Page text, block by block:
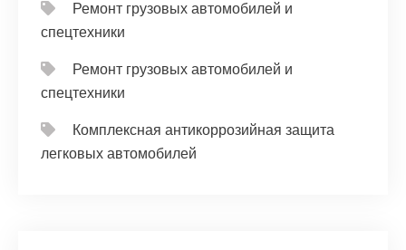
Ремонт грузовых автомобилей и
спецтехники
Ремонт грузовых автомобилей и
спецтехники
Комплексная антикоррозийная защита
легковых автомобилей